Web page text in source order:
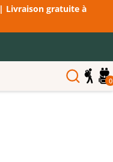
| Livraison gratuite à
0